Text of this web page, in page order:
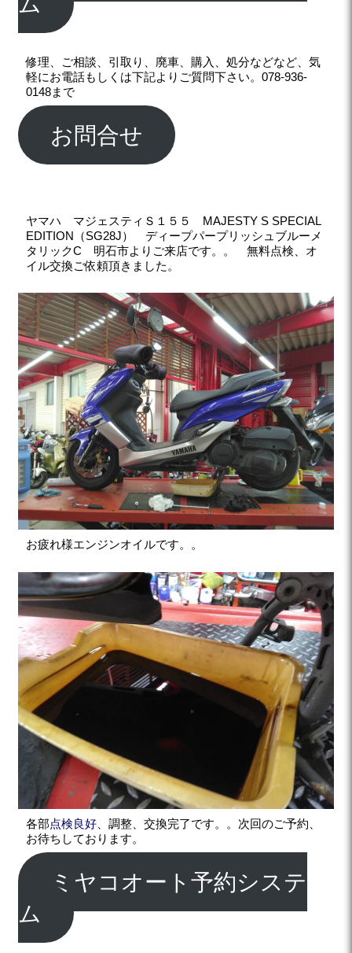
修理、ご相談、引取り、廃車、購入、処分などなど、気
軽にお電話もしくは下記よりご質問下さい。078-936-
0148まで
お問合せ
ヤマハ マジェスティＳ１５５ MAJESTY S SPECIAL
EDITION（SG28J） ディープパープリッシュブルーメ
タリックC 明石市よりご来店です。。 無料点検、オ
イル交換ご依頼頂きました。
お疲れ様エンジンオイルです。。
各部点検良好、調整、交換完了です。。次回のご予約、
お待ちしております。
ミヤコオート予約システ
ム